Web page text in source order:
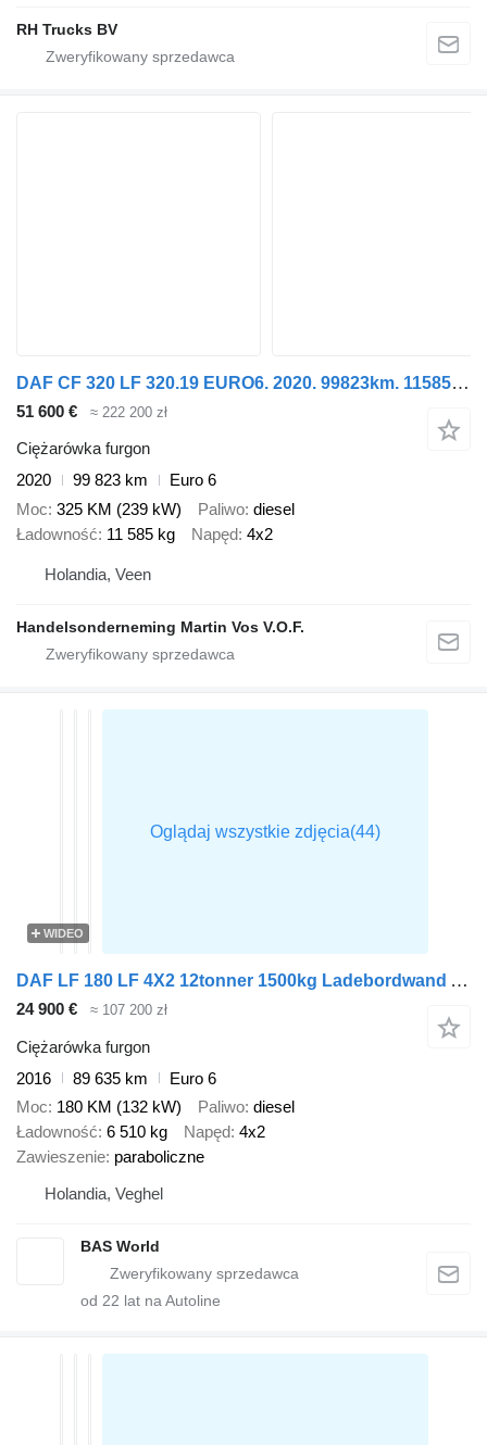
RH Trucks BV
DAF CF 320 LF 320.19 EURO6. 2020. 99823km. 11585kg Laadvermogen.!!
51 600 € ≈ 222 200 zł
Ciężarówka furgon
2020
99 823 km
Euro 6
Moc 325 KM (239 kW) Paliwo diesel
Ładowność 11 585 kg Napęd 4x2
Holandia, Veen
Handelsonderneming Martin Vos V.O.F.
WIDEO
DAF LF 180 LF 4X2 12tonner 1500kg Ladebordwand Automatic ACC Euro 6
24 900 € ≈ 107 200 zł
Ciężarówka furgon
2016
89 635 km
Euro 6
Moc 180 KM (132 kW) Paliwo diesel
Ładowność 6 510 kg Napęd 4x2
Zawieszenie paraboliczne
Holandia, Veghel
BAS World
od 22 lat na Autoline